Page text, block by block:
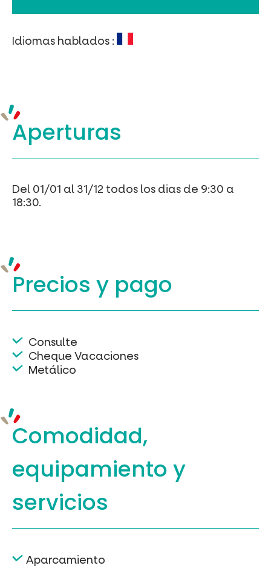
Idiomas hablados :
Aperturas
Del 01/01 al 31/12 todos los dias de 9:30 a
18:30.
Precios y pago
Consulte
Cheque Vacaciones
Metálico
Comodidad,
equipamientoy
servicios
Aparcamiento